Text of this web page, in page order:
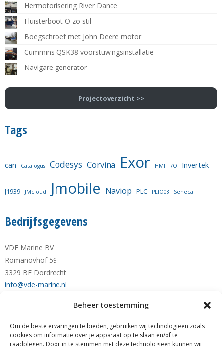
Beheer toestemming
Om de beste ervaringen te bieden, gebruiken wij technologieën zoals
cookies om informatie over je apparaat op te slaan en/of te
raadplegen. Door in te stemmen met deze technologieën kunnen wij
Hermotorisering River Dance
Fluisterboot O zo stil
Boegschroef met John Deere motor
Cummins QSK38 voorstuwingsinstallatie
Navigare generator
Projectoverzicht >>
Tags
can Catalogus Codesys Corvina Exor HMI I/O Invertek
J1939 JMcloud Jmobile Naviop PLC PLIO03 Seneca
Bedrijfsgegevens
VDE Marine BV
Romanovhof 59
3329 BE Dordrecht
info@vde-marine.nl
Telefoon +31-(0)78-6 21 43 64
Mobiel +31-(0)6-28 1230 28
KvK nr. 77777190